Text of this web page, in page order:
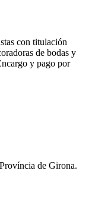
con titulación
de bodas y
y pago por
de Girona.